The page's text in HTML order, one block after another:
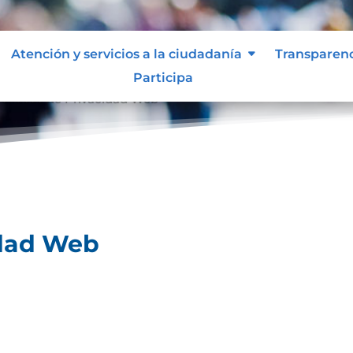
Atención y servicios a la ciudadanía
Participa
Web